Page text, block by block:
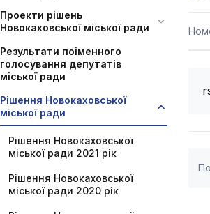
Проекти рішень
Новокаховської міської ради
Результати поіменного
голосування депутатів
міської ради
Рішення Новокаховської
міської ради
Рішення Новокаховської
міської ради 2021 рік
Рішення Новокаховської
міської ради 2020 рік